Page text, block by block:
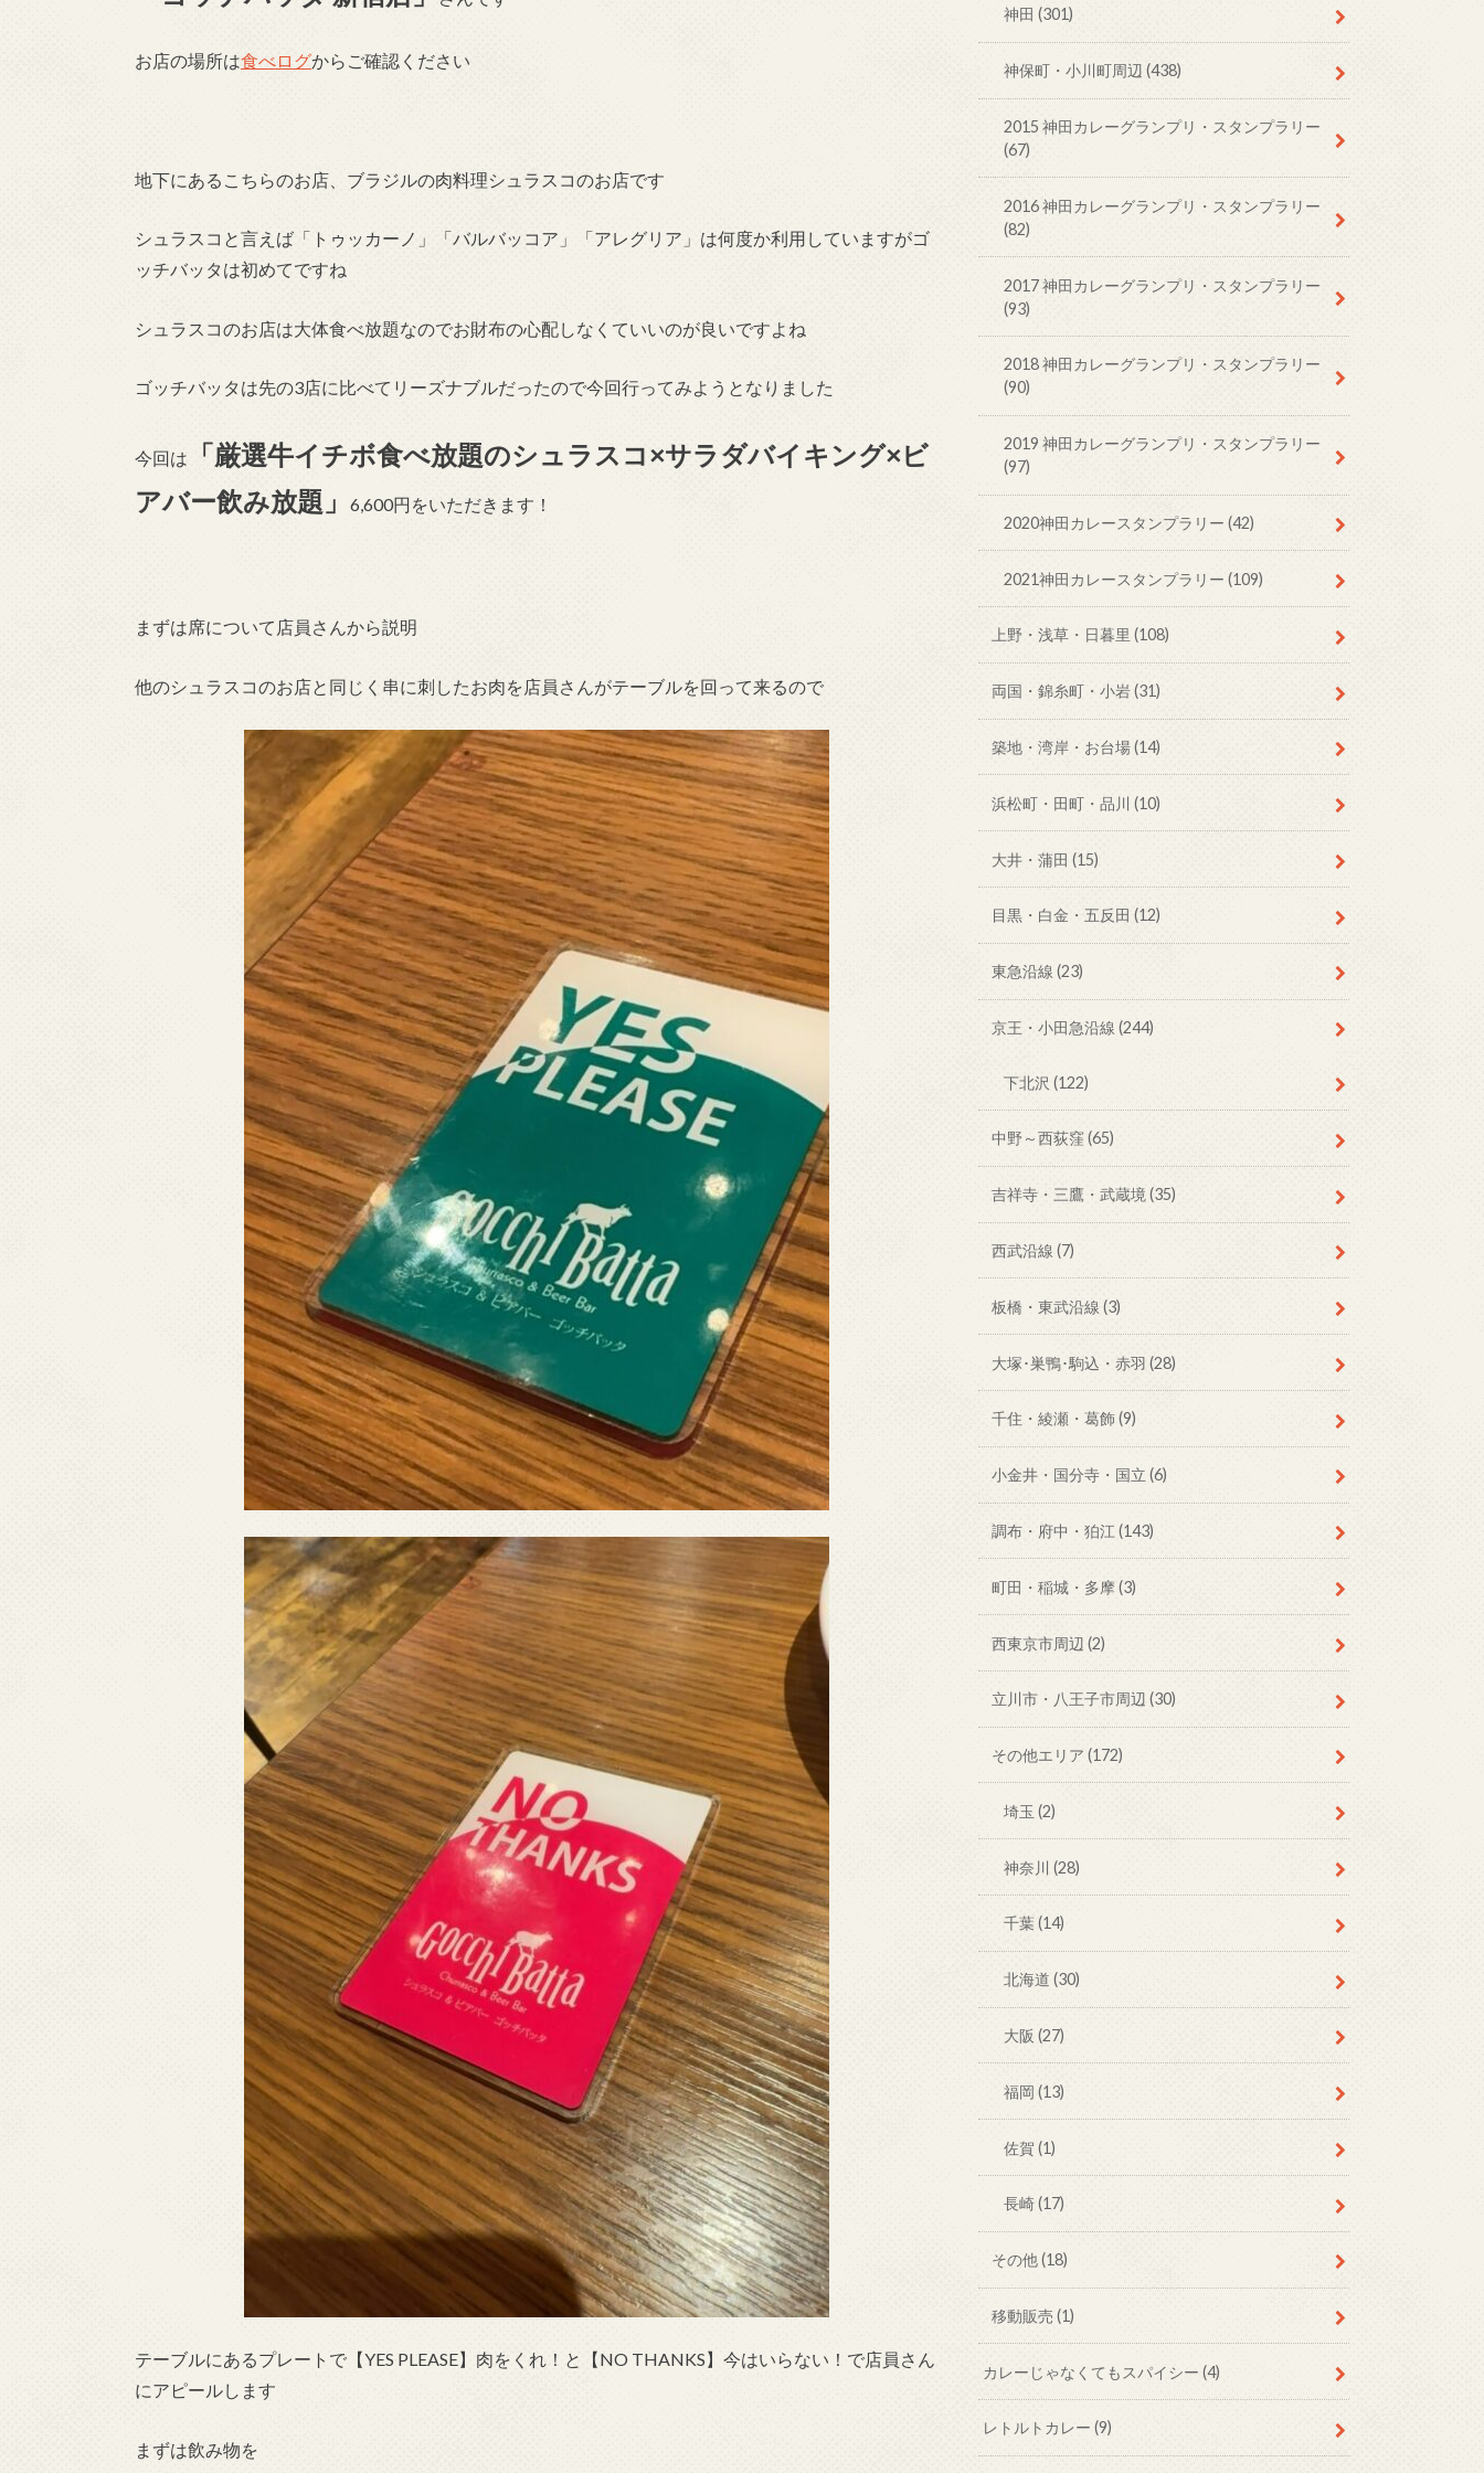
お店の場所は食べログからご確認ください
地下にあるこちらのお店、ブラジルの肉料理シュラスコのお店です
シュラスコと言えば「トゥッカーノ」「バルバッコア」「アレグリア」は何度か利用していますがゴ
ッチバッタは初めてですね
シュラスコのお店は大体食べ放題なのでお財布の心配しなくていいのが良いですよね
ゴッチバッタは先の3店に比べてリーズナブルだったので今回行ってみようとなりました
今回は
「厳選牛イチボ食べ放題のシュラスコ×サラダバイキング×ビ
アバー飲み放題」
6,600円をいただきます！
まずは席について店員さんから説明
他のシュラスコのお店と同じく串に刺したお肉を店員さんがテーブルを回って来るので
テーブルにあるプレートで【YES PLEASE】肉をくれ！と【NO THANKS】今はいらない！で店員さん
にアピールします
まずは飲み物を
神田(301)
神保町・小川町周辺(438)
2015 神田カレーグランプリ・スタンプラリー
(67)
2016 神田カレーグランプリ・スタンプラリー
(82)
2017 神田カレーグランプリ・スタンプラリー
(93)
2018 神田カレーグランプリ・スタンプラリー
(90)
2019 神田カレーグランプリ・スタンプラリー
(97)
2020神田カレースタンプラリー(42)
2021神田カレースタンプラリー(109)
上野・浅草・日暮里 (108)
両国・錦糸町・小岩(31)
築地・湾岸・お台場(14)
浜松町・田町・品川 (10)
大井・蒲田 (15)
目黒・白金・五反田 (12)
東急沿線 (23)
京王・小田急沿線 (244)
下北沢(122)
中野～西荻窪 (65)
吉祥寺・三鷹・武蔵境 (35)
西武沿線 (7)
板橋・東武沿線 (3)
大塚･巣鴨･駒込・赤羽 (28)
千住・綾瀬・葛飾(9)
小金井・国分寺・国立 (6)
調布・府中・狛江 (143)
町田・稲城・多摩 (3)
西東京市周辺 (2)
立川市・八王子市周辺 (30)
その他エリア (172)
埼玉(2)
神奈川(28)
千葉(14)
北海道(30)
大阪(27)
福岡(13)
佐賀(1)
長崎(17)
その他(18)
移動販売 (1)
カレーじゃなくてもスパイシー(4)
レトルトカレー(9)